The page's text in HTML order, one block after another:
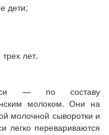
дети;
лет.
— по составу
молоком. Они на
молочной сыворотки и
легко перевариваются